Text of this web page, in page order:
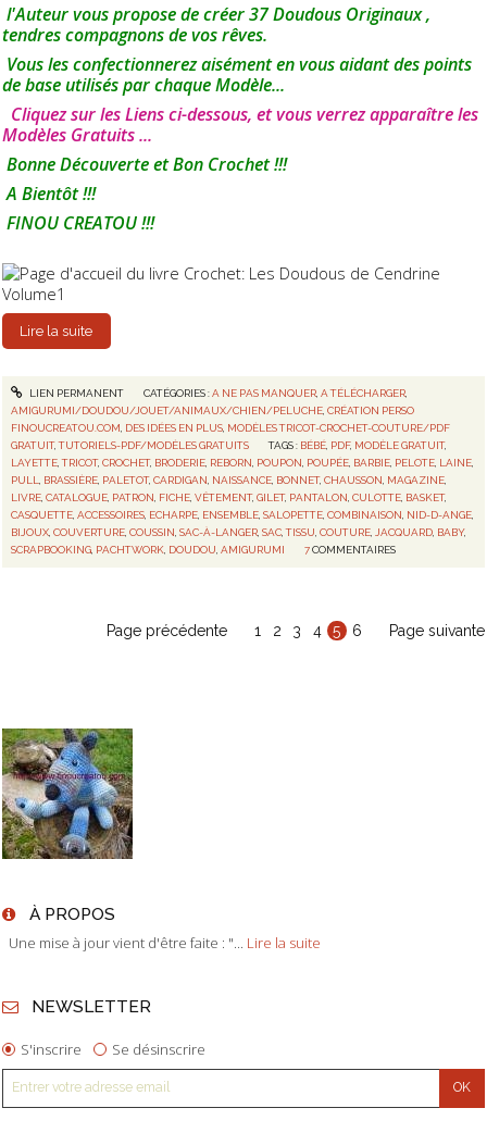
l'Auteur vous propose de créer 37 Doudous Originaux ,
tendres compagnons de vos rêves.
Vous les confectionnerez aisément en vous aidant des points
de base utilisés par chaque Modèle...
Cliquez sur les Liens ci-dessous, et vous verrez apparaître les
Modèles Gratuits ...
Bonne Découverte et Bon Crochet !!!
A Bientôt !!!
FINOU CREATOU !!!
Lire la suite
LIEN PERMANENT CATÉGORIES :A NE PAS MANQUER, A TÉLÉCHARGER,
AMIGURUMI/DOUDOU/JOUET/ANIMAUX/CHIEN/PELUCHE,CRÉATION PERSO
FINOUCREATOU.COM, DES IDÉES EN PLUS, MODÈLES TRICOT-CROCHET-COUTURE/PDF
GRATUIT,TUTORIELS-PDF/MODÈLES GRATUITS TAGS : BÉBÉ, PDF, MODÈLE GRATUIT,
LAYETTE,TRICOT,CROCHET, BRODERIE, REBORN, POUPON, POUPÉE, BARBIE, PELOTE, LAINE,
PULL, BRASSIÈRE, PALETOT,CARDIGAN, NAISSANCE, BONNET,CHAUSSON, MAGAZINE,
LIVRE,CATALOGUE, PATRON, FICHE,VÊTEMENT,GILET, PANTALON,CULOTTE, BASKET,
CASQUETTE,ACCESSOIRES, ECHARPE, ENSEMBLE,SALOPETTE,COMBINAISON, NID-D-ANGE,
BIJOUX,COUVERTURE,COUSSIN,SAC-À-LANGER,SAC,TISSU,COUTURE,JACQUARD, BABY,
SCRAPBOOKING, PACHTWORK, DOUDOU,AMIGURUMI 7 COMMENTAIRES
Page précédente 1 2 3 4 5 6 Page suivante
À PROPOS
Une mise à jour vient d'être faite : "... Lire la suite
NEWSLETTER
S'inscrire Se désinscrire